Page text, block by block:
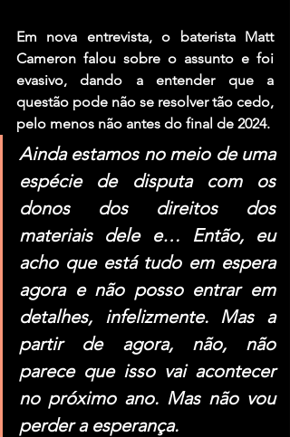
Em nova entrevista, o baterista Matt
Cameron falou sobre o assunto e foi
evasivo, dando a entender que a
questão pode não se resolver tão cedo,
pelo menos não antes do final de 2024.
Ainda estamos no meio de uma
espécie de disputa com os
donos dos direitos dos
materiais dele e… Então, eu
acho que está tudo em espera
agora e não posso entrar em
detalhes, infelizmente. Mas a
partir de agora, não, não
parece que isso vai acontecer
no próximo ano. Mas não vou
perder a esperança.